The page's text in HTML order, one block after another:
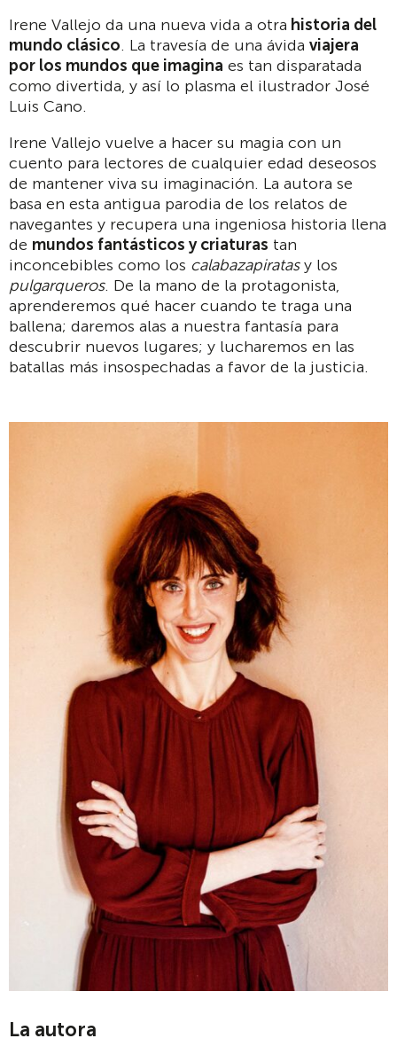
Irene Vallejo da una nueva vida a otra historia del
mundo clásico. La travesía de una ávida viajera
por los mundos que imagina es tan disparatada
como divertida, y así lo plasma el ilustrador José
Luis Cano.
Irene Vallejo vuelve a hacer su magia con un
cuento para lectores de cualquier edad deseosos
de mantener viva su imaginación. La autora se
basa en esta antigua parodia de los relatos de
navegantes y recupera una ingeniosa historia llena
de mundos fantásticos y criaturas tan
inconcebibles como los calabazapiratasy los
pulgarqueros. De la mano de la protagonista,
aprenderemos qué hacer cuando te traga una
ballena; daremos alas a nuestra fantasía para
descubrir nuevos lugares; y lucharemos en las
batallas más insospechadas a favor de la justicia.
La autora